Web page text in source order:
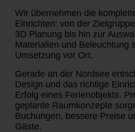
Wir übernehmen die
Einrichten: von der
3D Planung bis hin zur
Materialien und Beleuchtung
Umsetzung vor Ort.
Gerade an der Nordsee
Design und das richtige
Erfolg eines Ferienobjekts.
geplante Raumkonzepte
Buchungen, bessere Preise
Gäste.